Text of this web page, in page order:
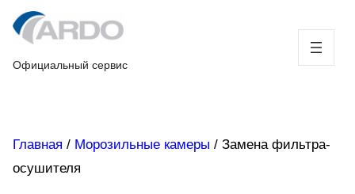
Skip
to
content
Официальный сервис
Главная / Морозильные камеры / Замена фильтра-
осушителя